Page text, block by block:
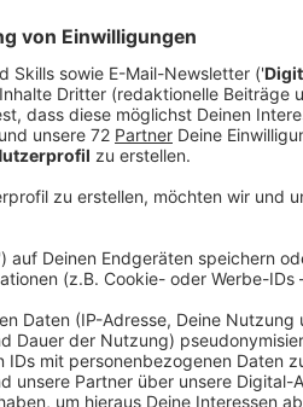
und entweder klein
Jet (Moulinette) fein
reduzieren lassen und den
Mit Salz, Pfeffer und
schneiden ( 3 mal 3 cm) mit
Beutel nehmen und kurz im
Meersalz würzen und zum
garnieren.
in die Mitte des Tellers
Bio-Ei geben die